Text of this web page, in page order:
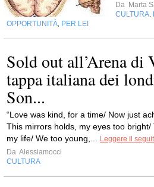
Da Marta
CULTURA
OPPORTUNITÀ PER LEI
Sold out all’Arena di
tappa italiana dei
Son...
“Love was kind, for a time/ Now just
This mirrors holds, my eyes too bright/
my life/ We too young,...
Leggere il
Da Alessiamocci
CULTURA